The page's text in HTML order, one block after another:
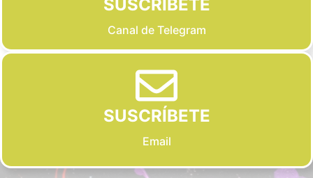
SUSCRÍBETE
Canal de Telegram
SUSCRÍBETE
Email